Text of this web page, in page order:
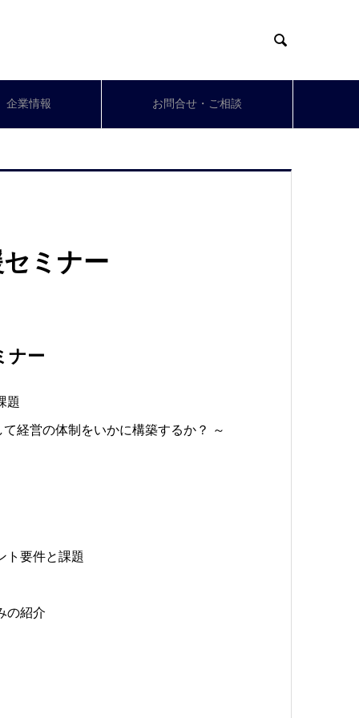

企業情報 お問合せ・ご相談
ミナー
ナー
題
経営の体制をいかに構築するか？ ～
ト要件と課題
の紹介